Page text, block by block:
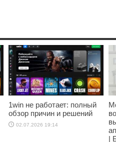
1win не работает: полный
обзор причин и решений
02.07.2026 19:14
|